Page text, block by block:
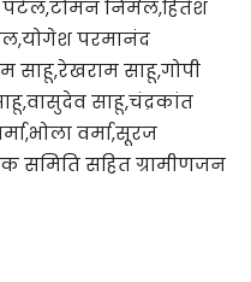
निर्मल,हितेश
परमानंद
साहू,गोपी
साहू,चंद्रकांत
वर्मा,सूरज
समिति सहित ग्रामीणजन